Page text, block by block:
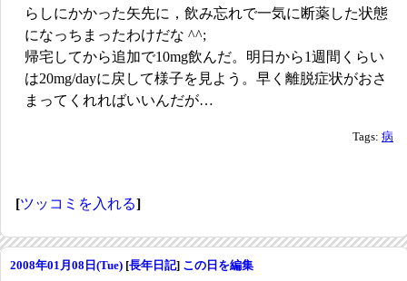
らしにかかった矢先に，飲み忘れで一気に断薬した状態
になっちまったわけだな ^^;
帰宅してから追加で10mg飲んだ。明日から1週間くらい
は20mg/dayに戻して様子を見よう。早く離脱症状がおさ
まってくれればいいんだが…
Tags: 病
[ツッコミを入れる]
2008年01月08日(Tue) [長年日記] この日を編集